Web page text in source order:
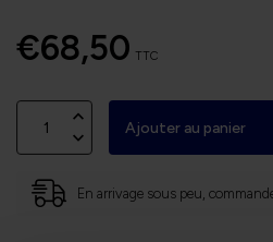
€68,50 TTC
Ajouter au panier
En arrivage sous peu,